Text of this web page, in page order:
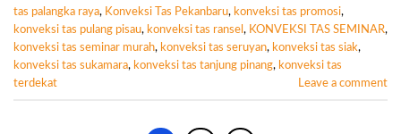
tas palangka raya, Konveksi Tas Pekanbaru, konveksi tas promosi,
konveksi tas pulang pisau, konveksi tas ransel , KONVEKSI TAS SEMINAR,
konveksi tas seminar murah, konveksi tas seruyan, konveksi tas siak,
konveksi tas sukamara, konveksi tas tanjung pinang, konveksi tas
terdekat
Leave a comment